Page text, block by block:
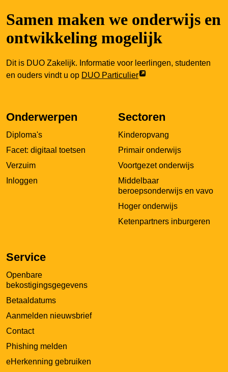
Samen maken we onderwijs en
ontwikkeling mogelijk
Dit is DUO Zakelijk. Informatie voor leerlingen, studenten
en ouders vindt u op DUO Particulier
Link
nieuw
Onderwerpen
Diploma's
Facet: digitaal toetsen
Verzuim
Inloggen
Sectoren
Kinderopvang
Primair onderwijs
Voortgezet onderwijs
Middelbaar
beroepsonderwijs en vavo
Hoger onderwijs
Ketenpartners inburgeren
Service
Openbare
bekostigingsgegevens
Betaaldatums
Aanmelden nieuwsbrief
Contact
Phishing melden
eHerkenning gebruiken